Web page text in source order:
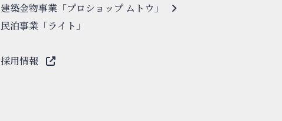
建築金物事業「プロショップ ムトウ」
民泊事業「ライト」
採用情報